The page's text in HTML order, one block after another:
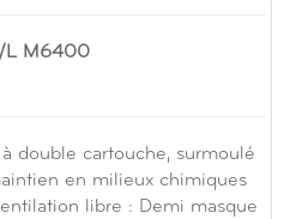
L M6400
double cartouche, surmoulé
en milieux chimiques
libre : Demi masque